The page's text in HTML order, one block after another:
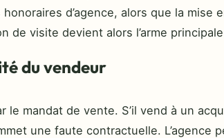
d’agence, alors que la mise
de visite devient alors l’arme
du vendeur
le mandat de vente. S’il vend à un
une faute contractuelle. L’agence